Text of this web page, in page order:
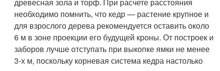
необходимо помнить, что кедр — растение крупное и
для взрослого дерева рекомендуется оставить около
6 м в зоне проекции его будущей кроны. От построек и
заборов лучше отступать при выкопке ямки не менее
3-х м, поскольку корневая система кедра настолько